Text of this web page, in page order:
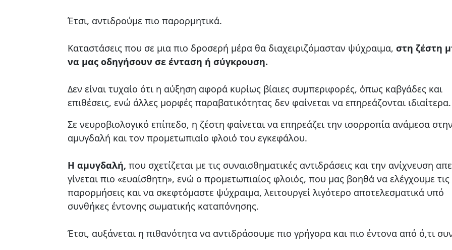
Έτσι, αντιδρούμε πιο παρορμητικά.
Καταστάσεις που σε μια πιο δροσερή μέρα θα διαχειριζόμασταν ψύχραιμα, στη ζέστη
να μας οδηγήσουν σε ένταση ή σύγκρουση.
Δεν είναι τυχαίο ότι η αύξηση αφορά κυρίως βίαιες συμπεριφορές, όπως καβγάδες και
επιθέσεις, ενώ άλλες μορφές παραβατικότητας δεν φαίνεται να επηρεάζονται ιδιαίτερα.
Σε νευροβιολογικό επίπεδο, η ζέστη φαίνεται να επηρεάζει την ισορροπία ανάμεσα στην
αμυγδαλή και τον προμετωπιαίο φλοιό του εγκεφάλου.
Η αμυγδαλή, που σχετίζεται με τις συναισθηματικές αντιδράσεις και την ανίχνευση
γίνεται πιο «ευαίσθητη», ενώ ο προμετωπιαίος φλοιός, που μας βοηθά να ελέγχουμε τις
παρορμήσεις και να σκεφτόμαστε ψύχραιμα, λειτουργεί λιγότερο αποτελεσματικά υπό
συνθήκες έντονης σωματικής καταπόνησης.
Έτσι, αυξάνεται η πιθανότητα να αντιδράσουμε πιο γρήγορα και πιο έντονα από ό,τι